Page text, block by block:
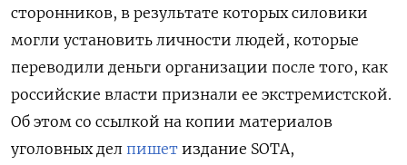
сторонников, в результате которых силовики
могли установить личности людей, которые
переводили деньги организации после того, как
российские власти признали ее экстремистской.
Об этом со ссылкой на копии материалов
уголовных дел пишет издание SOTA,